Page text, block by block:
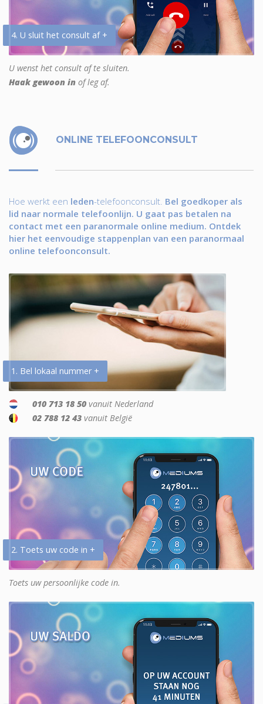
4. U sluit het consult af +
U wenst het consult af te sluiten.
Haak gewoon in of leg af.
ONLINE TELEFOONCONSULT
Hoe werkt een leden-telefoonconsult. Bel goedkoper als
lid naar normale telefoonlijn. U gaat pas betalen na
contact met een paranormale online medium. Ontdek
hier het eenvoudige stappenplan van een paranormaal
online telefoonconsult.
1. Bel lokaal nummer +
010 713 18 50 vanuit Nederland
02 788 12 43 vanuit België
2. Toets uw code in +
Toets uw persoonlijke code in.